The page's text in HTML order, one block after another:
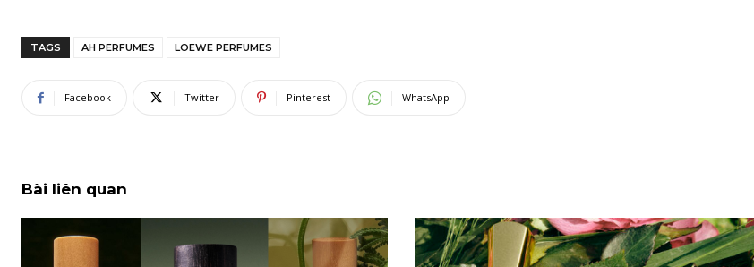
TAGS AH PERFUMES LOEWE PERFUMES
Facebook Twitter Pinterest WhatsApp
Bài liên quan